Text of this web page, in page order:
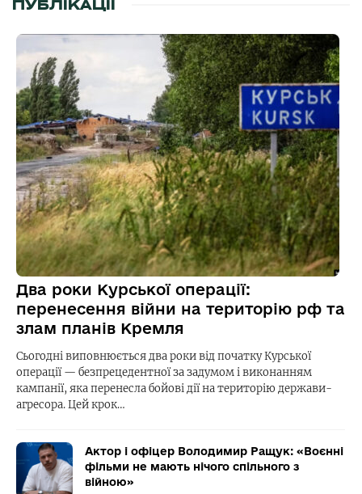
ПУБЛІКАЦІЇ
Два роки Курської операції:
перенесення війни на територію рф та
злам планів Кремля
Сьогодні виповнюється два роки від початку Курської
операції — безпрецедентної за задумом і виконанням
кампанії, яка перенесла бойові дії на територію держави-
агресора. Цей крок…
Актор і офіцер Володимир Ращук: «Воєнні
фільми не мають нічого спільного з
війною»